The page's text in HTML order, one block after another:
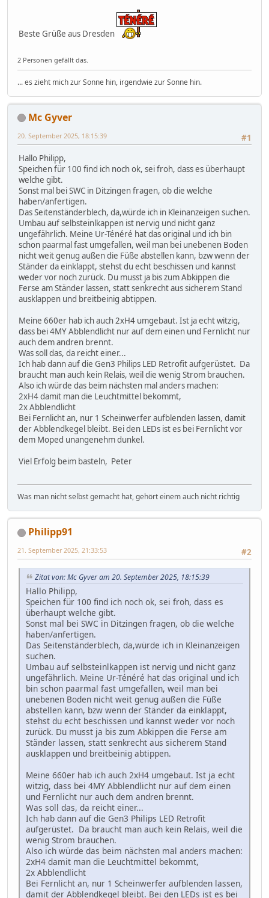
Beste Grüße aus Dresden
2 Personen gefällt das.
... es zieht mich zur Sonne hin, irgendwie zur Sonne hin.
Mc Gyver
#1
20. September 2025, 18:15:39
Hallo Philipp,
Speichen für 100 find ich noch ok, sei froh, dass es überhaupt
welche gibt.
Sonst mal bei SWC in Ditzingen fragen, ob die welche
haben/anfertigen.
Das Seitenständerblech, da,würde ich in Kleinanzeigen suchen.
Umbau auf selbsteinlkappen ist nervig und nicht ganz
ungefährlich. Meine Ur-Ténéré hat das original und ich bin
schon paarmal fast umgefallen, weil man bei unebenen Boden
nicht weit genug außen die Füße abstellen kann, bzw wenn der
Ständer da einklappt, stehst du echt beschissen und kannst
weder vor noch zurück. Du musst ja bis zum Abkippen die
Ferse am Ständer lassen, statt senkrecht aus sicherem Stand
ausklappen und breitbeinig abtippen.
Meine 660er hab ich auch 2xH4 umgebaut. Ist ja echt witzig,
dass bei 4MY Abblendlicht nur auf dem einen und Fernlicht nur
auch dem andren brennt.
Was soll das, da reicht einer...
Ich hab dann auf die Gen3 Philips LED Retrofit aufgerüstet. Da
braucht man auch kein Relais, weil die wenig Strom brauchen.
Also ich würde das beim nächsten mal anders machen:
2xH4 damit man die Leuchtmittel bekommt,
2x Abblendlicht
Bei Fernlicht an, nur 1 Scheinwerfer aufblenden lassen, damit
der Abblendkegel bleibt. Bei den LEDs ist es bei Fernlicht vor
dem Moped unangenehm dunkel.
Viel Erfolg beim basteln, Peter
Was man nicht selbst gemacht hat, gehört einem auch nicht richtig
Philipp91
#2
21. September 2025, 21:33:53
Zitat von: Mc Gyver am 20. September 2025, 18:15:39
Hallo Philipp,
Speichen für 100 find ich noch ok, sei froh, dass es
überhaupt welche gibt.
Sonst mal bei SWC in Ditzingen fragen, ob die welche
haben/anfertigen.
Das Seitenständerblech, da,würde ich in Kleinanzeigen
suchen.
Umbau auf selbsteinlkappen ist nervig und nicht ganz
ungefährlich. Meine Ur-Ténéré hat das original und ich
bin schon paarmal fast umgefallen, weil man bei
unebenen Boden nicht weit genug außen die Füße
abstellen kann, bzw wenn der Ständer da einklappt,
stehst du echt beschissen und kannst weder vor noch
zurück. Du musst ja bis zum Abkippen die Ferse am
Ständer lassen, statt senkrecht aus sicherem Stand
ausklappen und breitbeinig abtippen.
Meine 660er hab ich auch 2xH4 umgebaut. Ist ja echt
witzig, dass bei 4MY Abblendlicht nur auf dem einen
und Fernlicht nur auch dem andren brennt.
Was soll das, da reicht einer...
Ich hab dann auf die Gen3 Philips LED Retrofit
aufgerüstet. Da braucht man auch kein Relais, weil die
wenig Strom brauchen.
Also ich würde das beim nächsten mal anders machen:
2xH4 damit man die Leuchtmittel bekommt,
2x Abblendlicht
Bei Fernlicht an, nur 1 Scheinwerfer aufblenden lassen,
damit der Abblendkegel bleibt. Bei den LEDs ist es bei